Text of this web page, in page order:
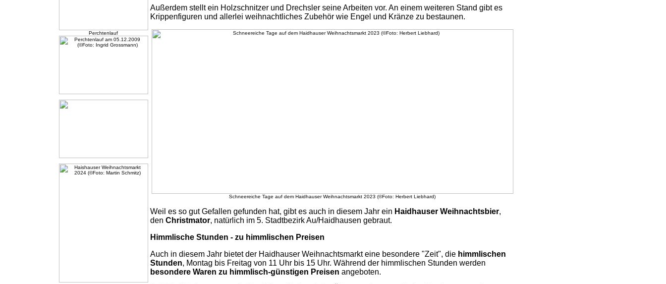
Perchtenlauf
Außerdem stellt ein Holzschnitzer und Drechsler seine Arbeiten vor. An einem weiteren Stand gibt es
Krippenfiguren und allerlei weihnachtliches Zubehör wie Engel und Kränze zu bestaunen.
Schneereiche Tage auf dem Haidhauser Weihnachtsmarkt 2023 (©Foto: Herbert Liebhard)
Weil es so gut Gefallen gefunden hat, gibt es auch in diesem Jahr ein Haidhauser Weihnachtsbier,
den Christmator, natürlich im 5. Stadtbezirk Au/Haidhausen gebraut.
Himmlische Stunden - zu himmlischen Preisen
Auch in diesem Jahr bietet der Haidhauser Weihnachtsmarkt eine besondere "Zeit", die himmlischen
Stunden, Montag bis Freitag von 11 Uhr bis 15 Uhr. Während der himmlischen Stunden werden
besondere Waren zu himmlisch-günstigen Preisen angeboten.